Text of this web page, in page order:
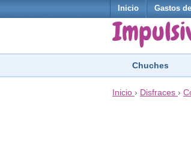
Inicio Gastos
Chuches
Inicio › Disfraces ›